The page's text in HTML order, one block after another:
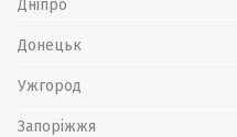
Дніпро
Донецьк
Ужгород
Запоріжжя